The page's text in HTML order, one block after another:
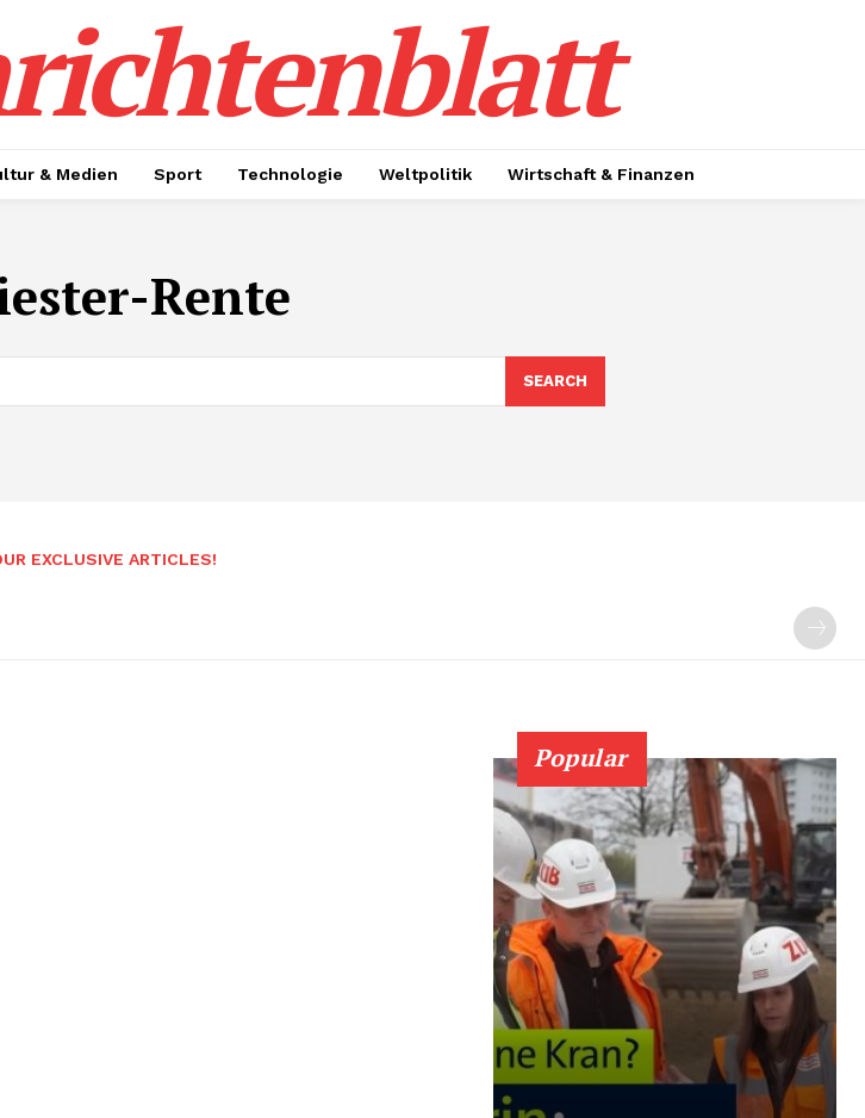
& Medien Sport Technologie Weltpolitik Wirtschaft & Finanzen
Rente
SEARCH
EXCLUSIVE ARTICLES!
Popular